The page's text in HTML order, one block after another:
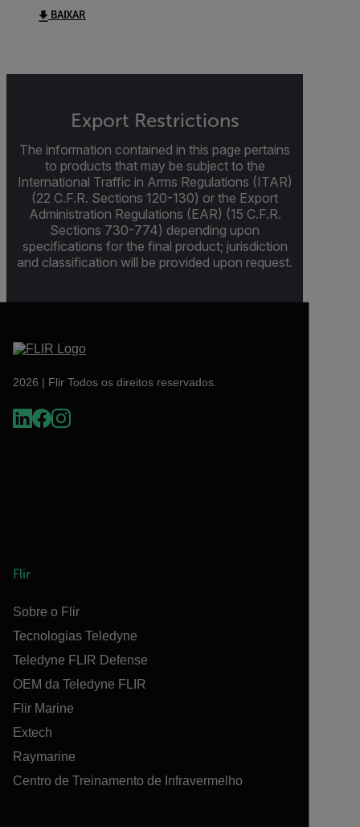
BAIXAR
Export Restrictions
The information contained in this page pertains
to products that may be subject to the
International Traffic in Arms Regulations (ITAR)
(22 C.F.R. Sections 120-130) or the Export
Administration Regulations (EAR) (15 C.F.R.
Sections 730-774) depending upon
specifications for the final product; jurisdiction
and classification will be provided upon request.
2026 | Flir Todos os direitos reservados.
Flir
Sobre o Flir
Tecnologias Teledyne
Teledyne FLIR Defense
OEM da Teledyne FLIR
Flir Marine
Extech
Raymarine
Centro de Treinamento de Infravermelho